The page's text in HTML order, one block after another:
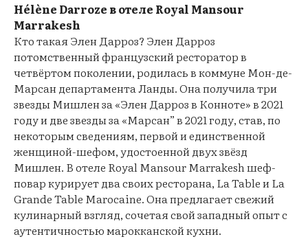
Hélène Darroze в отеле Royal Mansour
Marrakesh
Кто такая Элен Дарроз? Элен Дарроз
потомственный французский ресторатор в
четвёртом поколении, родилась в коммуне Мон-де-
Марсан департамента Ланды. Она получила три
звезды Мишлен за «Элен Дарроз в Конноте» в 2021
году и две звезды за «Марсан” в 2021 году, став, по
некоторым сведениям, первой и единственной
женщиной-шефом, удостоенной двух звёзд
Мишлен. В отеле Royal Mansour Marrakesh шеф-
повар курирует два своих ресторана, La Table и La
Grande Table Marocaine. Она предлагает свежий
кулинарный взгляд, сочетая свой западный опыт с
аутентичностью марокканской кухни.